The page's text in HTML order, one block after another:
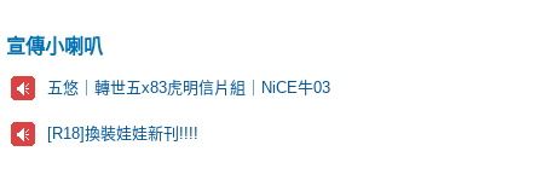
宣傳小喇叭
五悠｜轉世五x83虎明信片組｜NiCE牛03
[R18]換裝娃娃新刊!!!!